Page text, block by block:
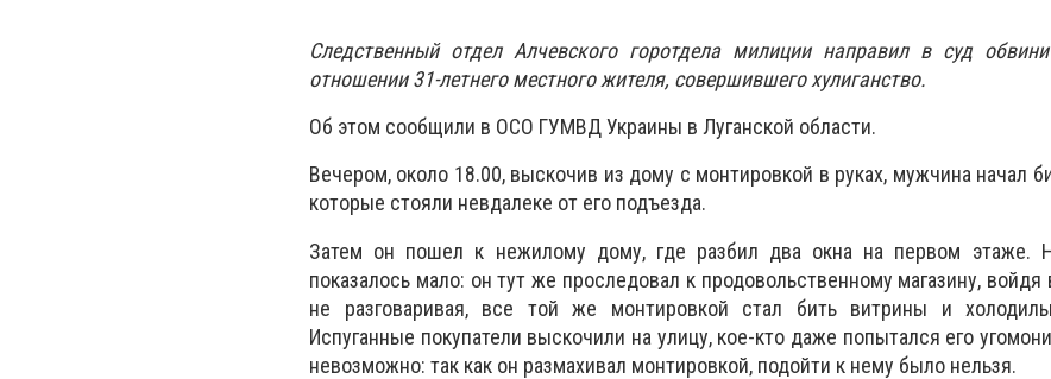
Следственный отдел Алчевского горотдела милиции направил в суд
отношении 31-летнего местного жителя, совершившего хулиганство.
Об этом сообщили в ОСО ГУМВД Украины в Луганской области.
Вечером, около 18.00, выскочив из дому с монтировкой в руках, мужчина начал
которые стояли невдалеке от его подъезда.
Затем он пошел к нежилому дому, где разбил два окна на первом этаже.
показалось мало: он тут же проследовал к продовольственному магазину, войдя
не разговаривая, все той же монтировкой стал бить витрины и
Испуганные покупатели выскочили на улицу, кое-кто даже попытался его
невозможно: так как он размахивал монтировкой, подойти к нему было нельзя.